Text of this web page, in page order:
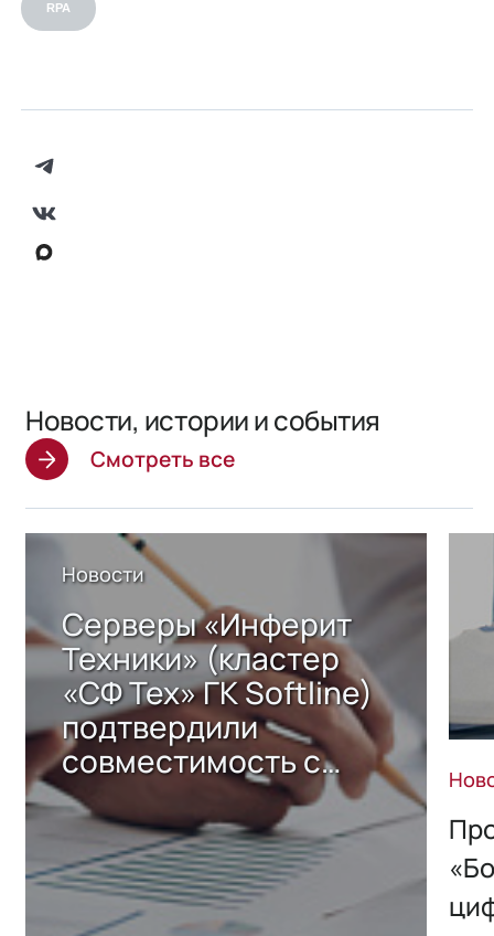
RPA
Новости, истории и события
Смотреть все
Новости
Серверы «Инферит
Техники» (кластер
«СФ Тех» ГК Softline)
подтвердили
совместимость с
решением Sharx
Storage 2.x для
хранения данных